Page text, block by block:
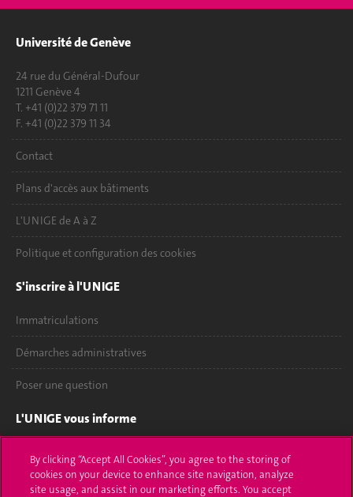
Université de Genève
24 rue du Général-Dufour
1211 Genève 4
T. +41 (0)22 379 71 11
F. +41 (0)22 379 11 34
Contact
Plans d'accès aux bâtiments
L'UNIGE de A à Z
Politique et configuration des cookies
S'inscrire à l'UNIGE
Immatriculations
Démarches administratives
Poser une question
L'UNIGE vous informe
UNIGE Mobile
Médias
By clicking “Accept All Cookies”, you agree to the storing of
cookies on your device to enhance site navigation, analyze
site usage, and assist in our marketing efforts. You accept